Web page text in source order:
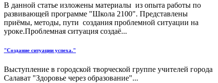
В данной статье изложены материалы из опыта работы по
развивающей программе "Школа 2100". Представлены
приёмы, методы, пути создания проблемной ситуации на
уроке.Проблемная ситуация создаё...
"Создание ситуации успеха."
Выступление в городской творческой группе учителей города
Салават "Здоровье через образование"...